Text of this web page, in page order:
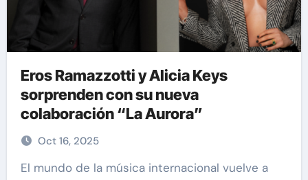
Eros Ramazzotti y Alicia Keys
sorprenden con su nueva
colaboración “La Aurora”
Oct 16, 2025
El mundo de la música internacional vuelve a